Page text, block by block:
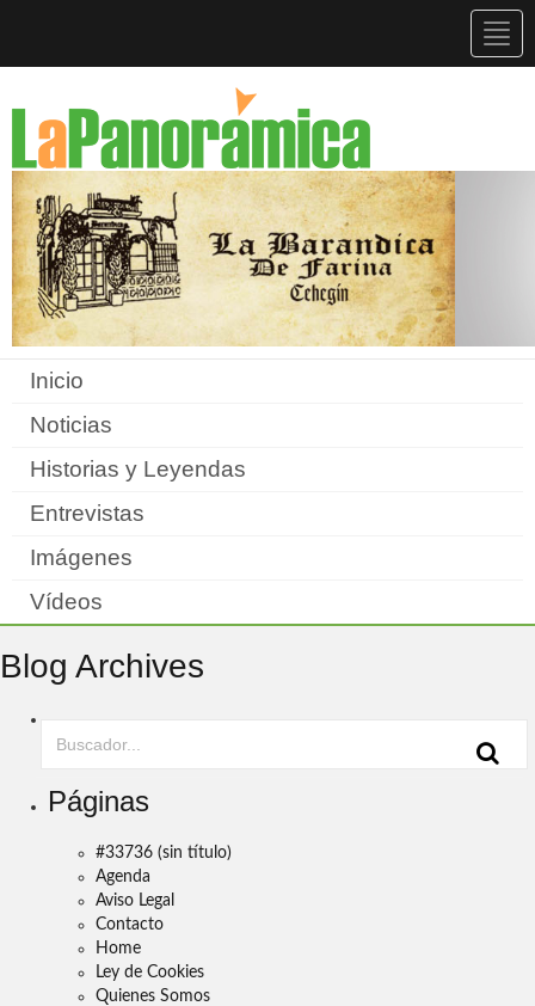
Inicio
Noticias
Historias y Leyendas
Entrevistas
Imágenes
Vídeos
Blog Archives
Páginas
#33736 (sin título)
Agenda
Aviso Legal
Contacto
Home
Ley de Cookies
Quienes Somos